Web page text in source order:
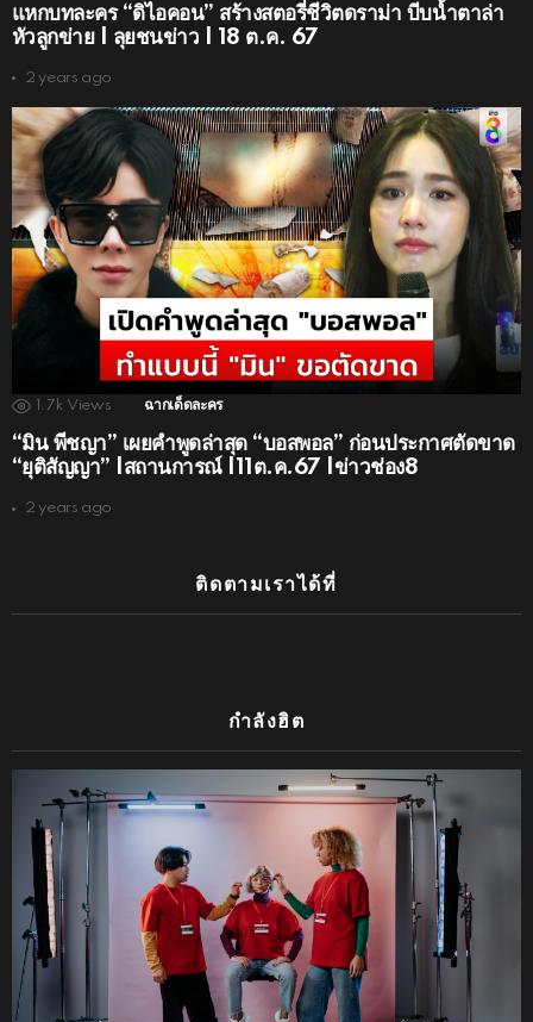
แหกบทละคร “ดิไอคอน” สร้างสตอรี่ชีวิตดราม่า บีบน้ำตาล่า
หัวลูกข่าย | ลุยชนข่าว | 18 ต.ค. 67
2 years ago
1.7k Views ฉากเด็ดละคร
“มิน พีชญา” เผยคำพูดล่าสุด “บอสพอล” ก่อนประกาศตัดขาด
“ยุติสัญญา” |สถานการณ์ |11ต.ค.67 |ข่าวช่อง8
2 years ago
ติดตามเราได้ที่
กำลังฮิต